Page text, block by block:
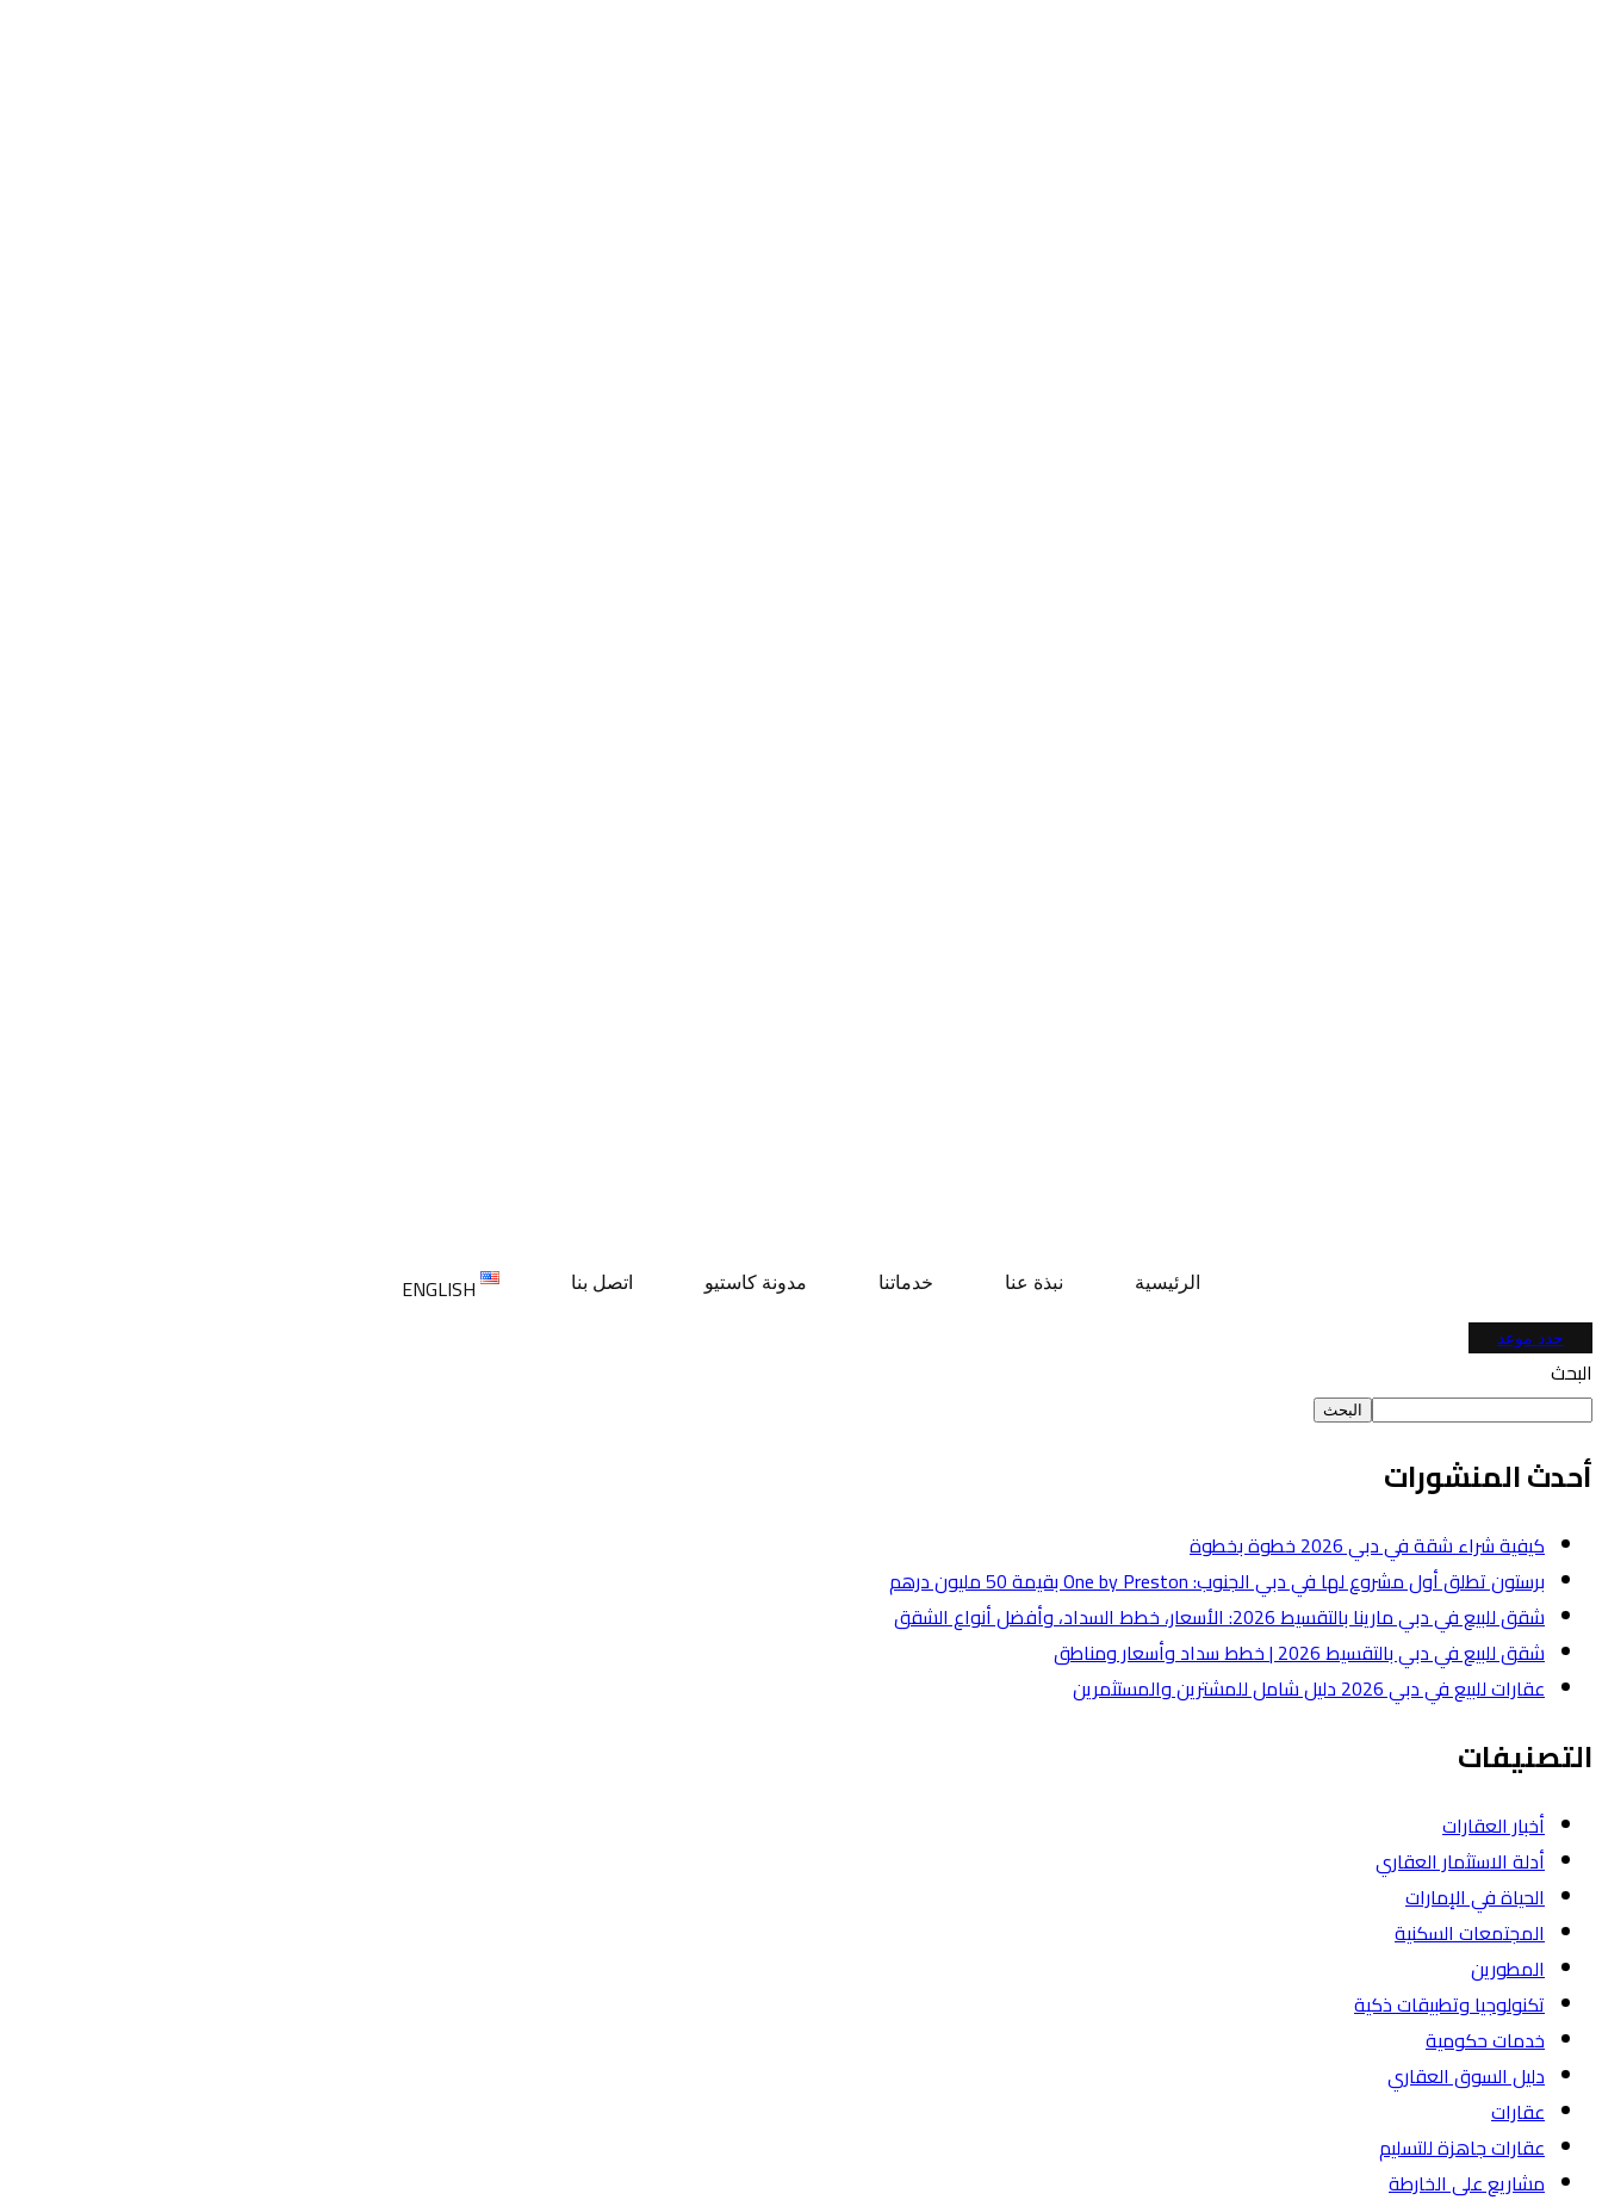
الرئيسية نبذة عنا خدماتنا مدونة كاستيو اتصل بنا ENGLISH
حدد موعد
البحث
البحث
أحدث المنشورات
كيفية شراء شقة في دبي 2026 خطوة بخطوة
برستون تطلق أول مشروع لها في دبي الجنوب: One by Preston بقيمة 50 مليون درهم
شقق للبيع في دبي مارينا بالتقسيط 2026: الأسعار، خطط السداد، وأفضل أنواع الشقق
شقق للبيع في دبي بالتقسيط 2026 | خطط سداد وأسعار ومناطق
عقارات للبيع في دبي 2026 دليل شامل للمشترين والمستثمرين
التصنيفات
أخبار العقارات
أدلة الاستثمار العقاري
الحياة في الإمارات
المجتمعات السكنية
المطورين
تكنولوجيا وتطبيقات ذكية
خدمات حكومية
دليل السوق العقاري
عقارات
عقارات جاهزة للتسليم
مشاريع على الخارطة